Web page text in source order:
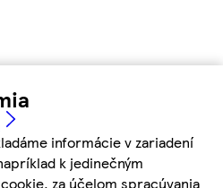
informácie v zariadení
k jedinečným
za účelom spracúvania